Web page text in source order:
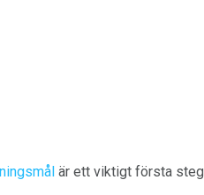
är ett viktigt första